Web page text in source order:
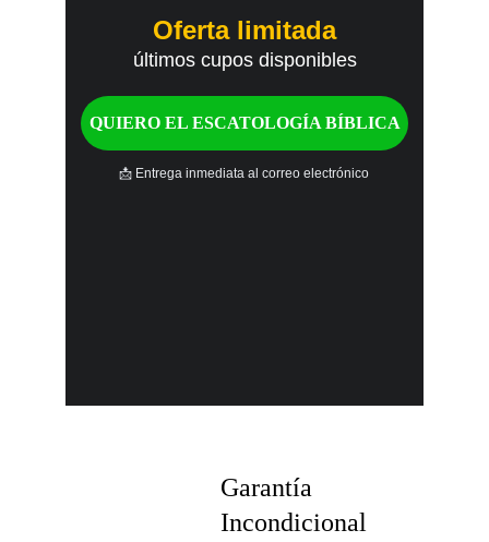
Oferta limitada
últimos cupos disponibles
📩 Entrega inmediata al correo electrónico
QUIERO EL ESCATOLOGÍA BÍBLICA
Garantía
Incondicional